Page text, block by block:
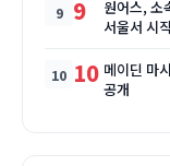
9
원어스, 소
서울서 시
10 메이딘 마
공개